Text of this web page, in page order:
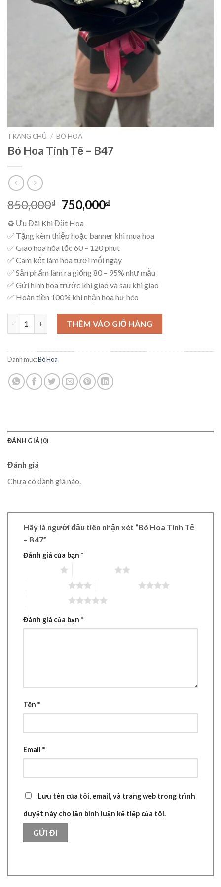
TRANG CHỦ / BÓ HOA
Bó Hoa Tinh Tế – B47
850,000₫ Giá
là:
850,000₫.
750,000₫Giá
là:
750,000₫.
♻ Ưu Đãi Khi Đặt Hoa
✅ Tặng kèm thiệp hoặc banner khi mua hoa
✅ Giao hoa hỏa tốc 60 – 120 phút
✅ Cam kết làm hoa tươi mỗi ngày
✅ Sản phẩm làm ra giống 80 – 95% như mẫu
✅ Gửi hình hoa trước khi giao và sau khi giao
✅ Hoàn tiền 100% khi nhận hoa hư héo
Bó Hoa Tinh Tế – B47 số lượngTHÊM VÀO GIỎ HÀNG
Danh mục:Bó Hoa
ĐÁNH GIÁ (0)
Đánh giá
Chưa có đánh giá nào.
Hãy là người đầu tiên nhận xét “Bó Hoa Tinh Tế
– B47”
Đánh giá của bạn *
Đánh giá của bạn *
Tên *
Email *
Lưu tên của tôi, email, và trang web trong trình
duyệt này cho lần bình luận kế tiếp của tôi.